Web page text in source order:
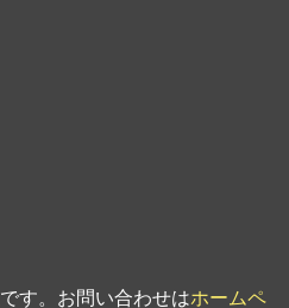
です。お問い合わせはホームペ